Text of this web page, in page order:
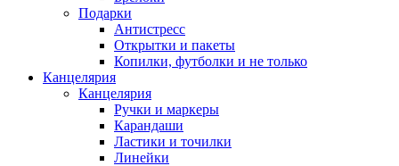
Подарки
Антистресс
Открытки и пакеты
Копилки, футболки и не только
Канцелярия
Канцелярия
Ручки и маркеры
Карандаши
Ластики и точилки
Линейки